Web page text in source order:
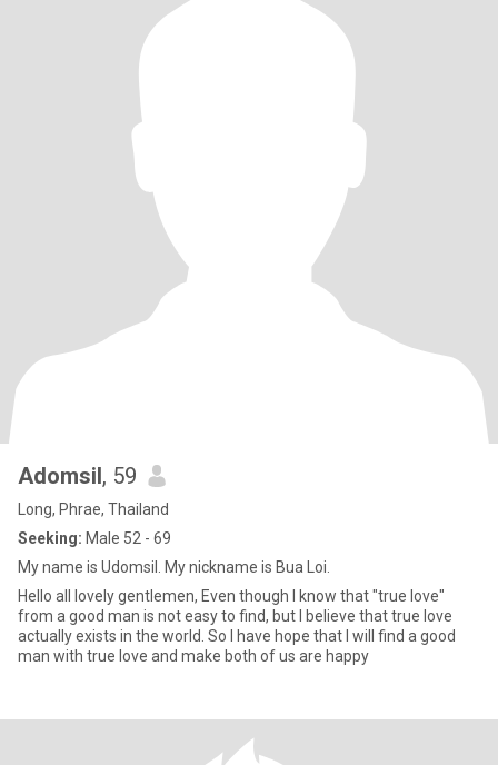
Adomsil, 59
Long, Phrae, Thailand
Seeking: Male 52 - 69
My name is Udomsil. My nickname is Bua Loi.
Hello all lovely gentlemen, Even though I know that "true love"
from a good man is not easy to find, but I believe that true love
actually exists in the world. So I have hope that I will find a good
man with true love and make both of us are happy